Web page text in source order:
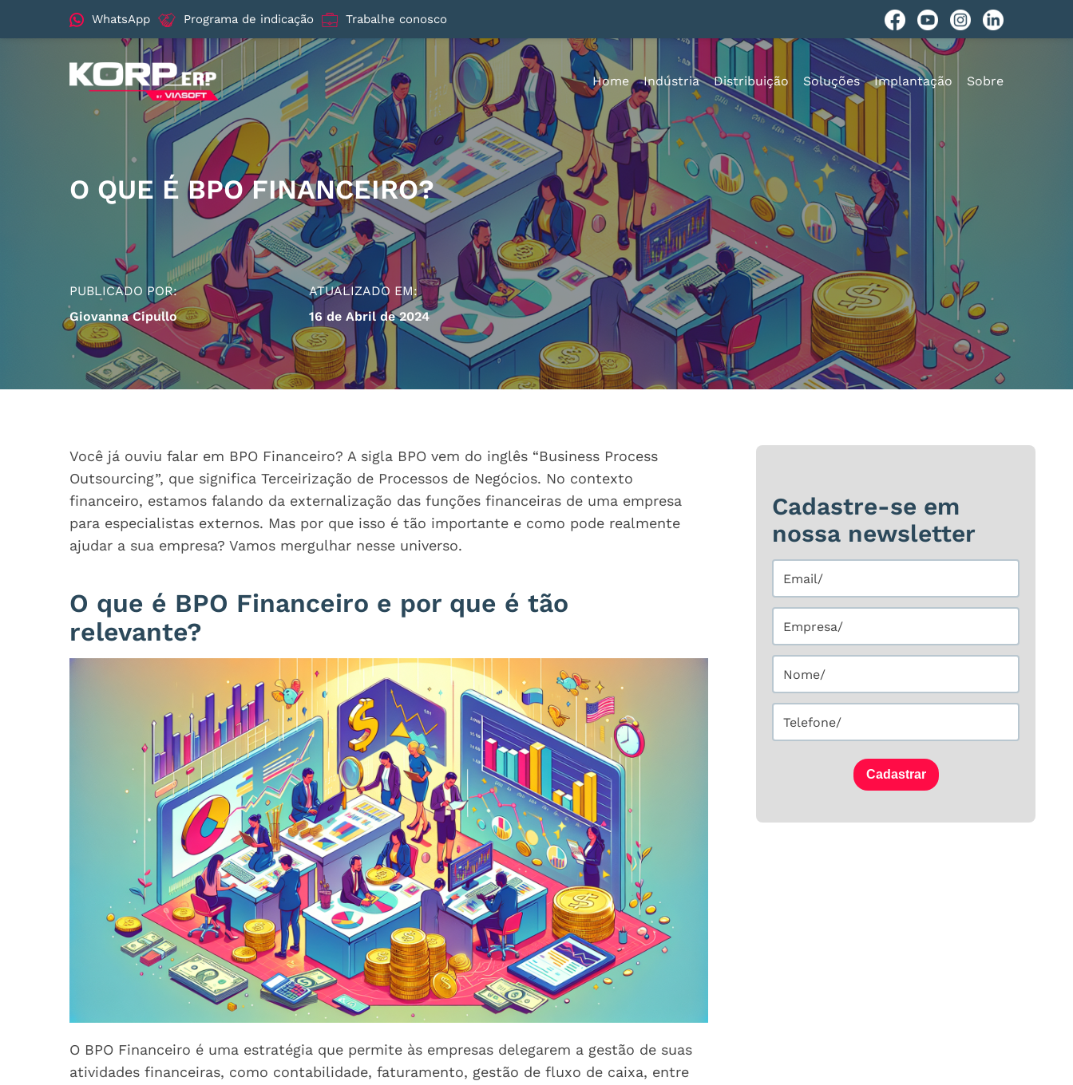
WhatsApp Programa de indicação Trabalhe conosco
Home Indústria Distribuição Soluções Implantação Sobre
O QUE É BPO FINANCEIRO?
PUBLICADO POR:
Giovanna Cipullo
ATUALIZADO EM:
16 de Abril de 2024
Você já ouviu falar em BPO Financeiro? A sigla BPO vem do inglês “Business Process
Outsourcing”, que significa Terceirização de Processos de Negócios. No contexto
financeiro, estamos falando da externalização das funções financeiras de uma empresa
para especialistas externos. Mas por que isso é tão importante e como pode realmente
ajudar a sua empresa? Vamos mergulhar nesse universo.
O que é BPO Financeiro e por que é tão
relevante?
O BPO Financeiro é uma estratégia que permite às empresas delegarem a gestão de suas
atividades financeiras, como contabilidade, faturamento, gestão de fluxo de caixa, entre
Cadastre-se em
nossa newsletter
Cadastrar